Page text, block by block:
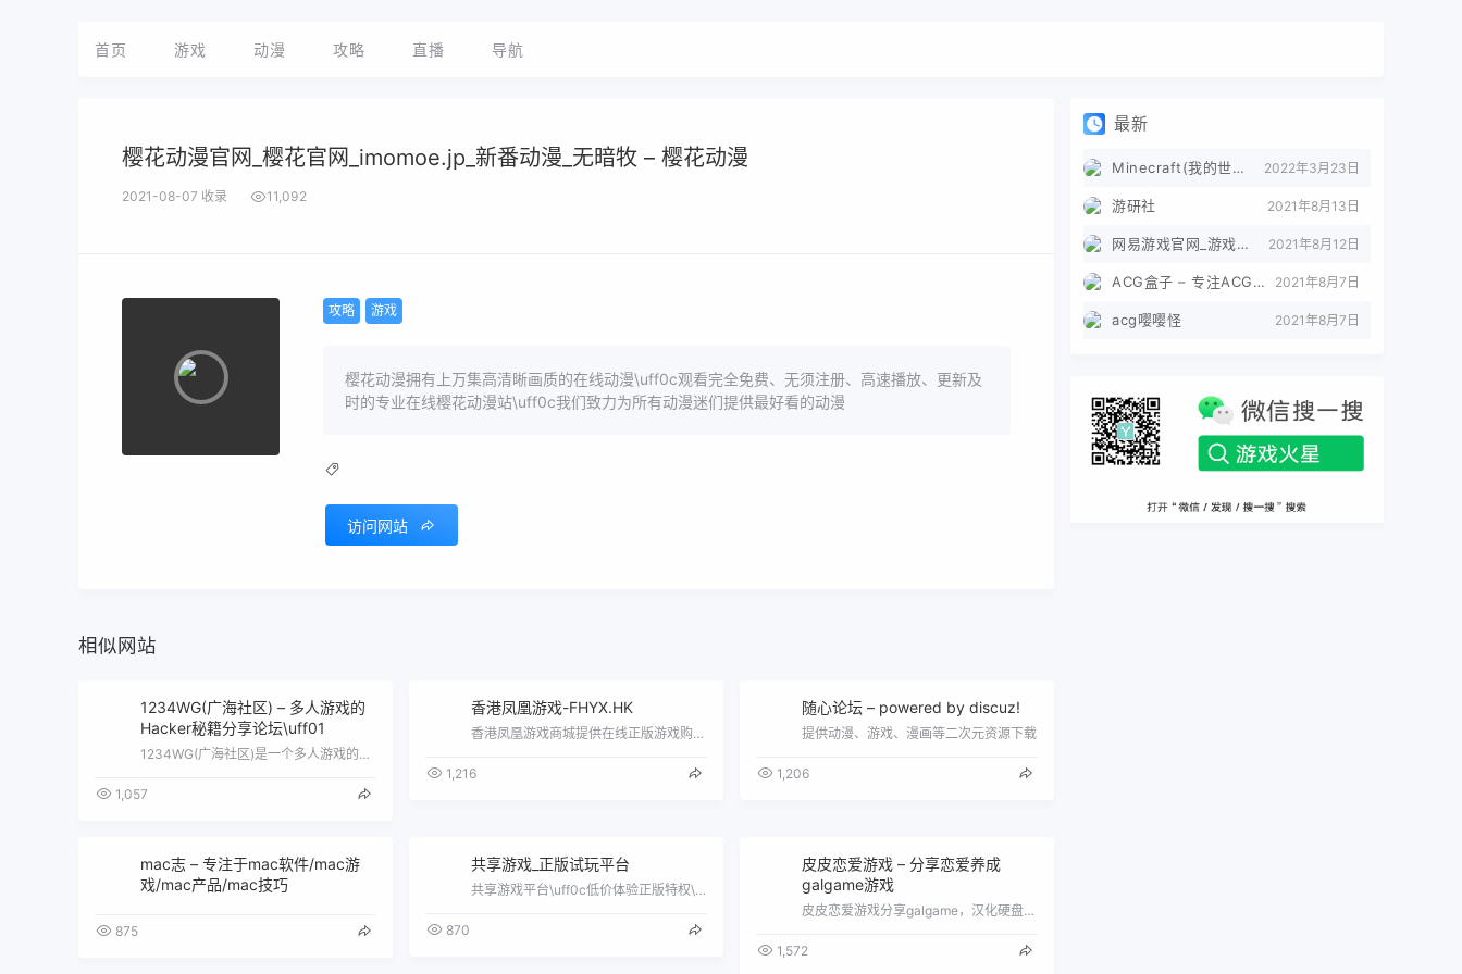
首页 游戏 动漫 攻略 直播 导航
樱花动漫官网_樱花官网_imomoe.jp_新番动漫_无暗牧 – 樱花动漫
2021-08-07 收录 11,092
攻略 游戏
樱花动漫拥有上万集高清晰画质的在线动漫\uff0c观看完全免费、无须注册、高速播放、更新及
时的专业在线樱花动漫站\uff0c我们致力为所有动漫迷们提供最好看的动漫
访问网站
相似网站
1234WG(广海社区) – 多人游戏的
Hacker秘籍分享论坛\uff01
1234WG(广海社区)是一个多人游戏的黑客秘籍交流辅助论坛\uff0c1234WG辅助论坛资源丰富\uff0c拥有众多游戏周边资源…
1,057
香港凤凰游戏-FHYX.HK
香港凤凰游戏商城提供在线正版游戏购买、游戏激活码、家用游戏机、游戏预售、PC游戏、PS4游戏、XBOX游戏、Switch游戏、电脑硬…
1,216
随心论坛 – powered by discuz!
提供动漫、游戏、漫画等二次元资源下载
1,206
mac志 – 专注于mac软件/mac游
戏/mac产品/mac技巧
875
共享游戏_正版试玩平台
共享游戏平台\uff0c低价体验正版特权\uff0c无忧享受游戏乐趣\uff01无需任何押金\uff0c畅玩1元起\uff1b一键流…
870
皮皮恋爱游戏 – 分享恋爱养成
galgame游戏
皮皮恋爱游戏分享galgame，汉化硬盘版gal网盘下载。各种恋爱游戏下载。
1,572
最新
Minecraft(我的世界)苦力怕论坛 2022年3月23日
游研社 2021年8月13日
网易游戏官网_游戏热爱者 2021年8月12日
ACG盒子 – 专注ACG的导航盒子 2021年8月7日
acg嘤嘤怪 2021年8月7日